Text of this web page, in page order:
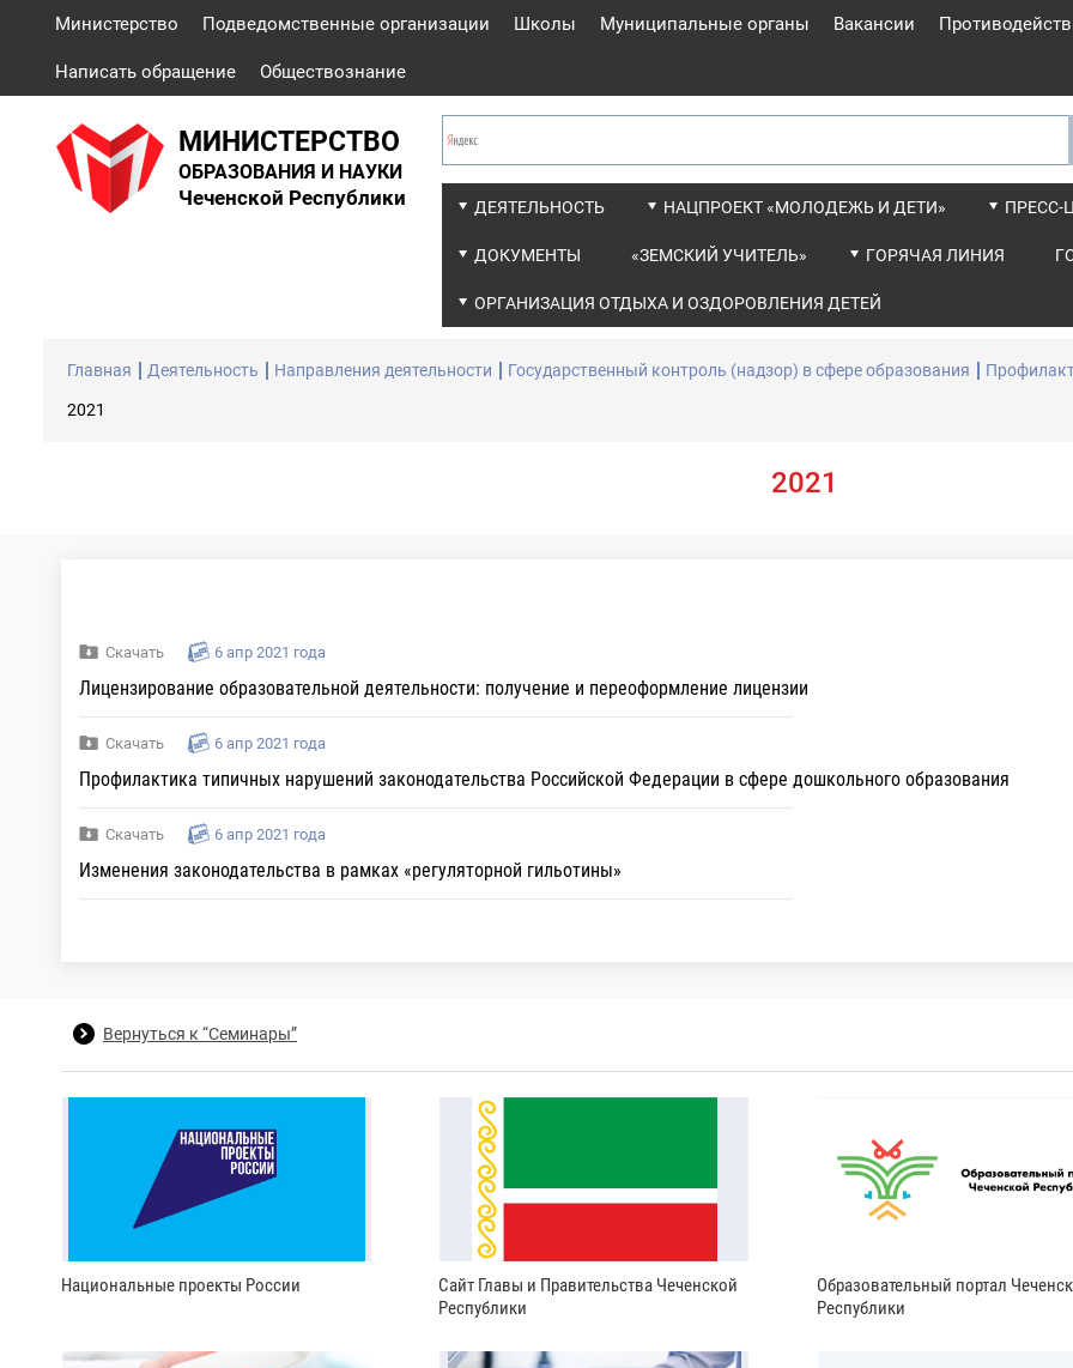
Министерство Подведомственные организации Школы Муниципальные органы Вакансии
Написать обращение Обществознание
МИНИСТЕРСТВО
ОБРАЗОВАНИЯ И НАУКИ
Чеченской Республики ДЕЯТЕЛЬНОСТЬ НАЦПРОЕКТ «МОЛОДЕЖЬ И ДЕТИ» ПРЕСС-
ДОКУМЕНТЫ «ЗЕМСКИЙ УЧИТЕЛЬ» ГОРЯЧАЯ ЛИНИЯ
ОРГАНИЗАЦИЯ ОТДЫХА И ОЗДОРОВЛЕНИЯ ДЕТЕЙ
Главная Деятельность Направления деятельности Государственный контроль (надзор) в сфере образования
2021
2021
Скачать 6 апр 2021 года
Лицензирование образовательной деятельности: получение и переоформление лицензии
Скачать 6 апр 2021 года
Профилактика типичных нарушений законодательства Российской Федерации в сфере дошкольного образования
Скачать 6 апр 2021 года
Изменения законодательства в рамках «регуляторной гильотины»
Вернуться к “Семинары”
Национальные проекты России
Сайт Главы и Правительства Чеченской
Республики
Образовательный портал
Республики